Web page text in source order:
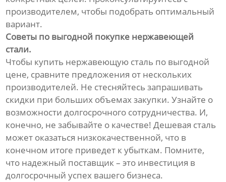
производителем, чтобы подобрать оптимальный
вариант.
Советы по выгодной покупке нержавеющей
стали.
Чтобы купить нержавеющую сталь по выгодной
цене, сравните предложения от нескольких
производителей. Не стесняйтесь запрашивать
скидки при больших объемах закупки. Узнайте о
возможности долгосрочного сотрудничества. И,
конечно, не забывайте о качестве! Дешевая сталь
может оказаться низкокачественной, что в
конечном итоге приведет к убыткам. Помните,
что надежный поставщик – это инвестиция в
долгосрочный успех вашего бизнеса.